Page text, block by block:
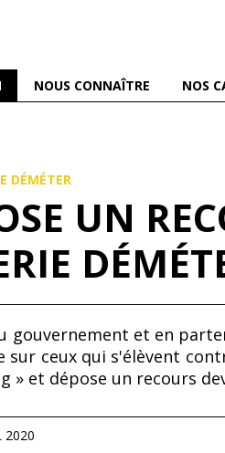
NOUS CONNAÎTRE NOS
DÉMÉTER
UN
gouvernement et en
ceux qui s'élèvent
» et dépose un recours
2020